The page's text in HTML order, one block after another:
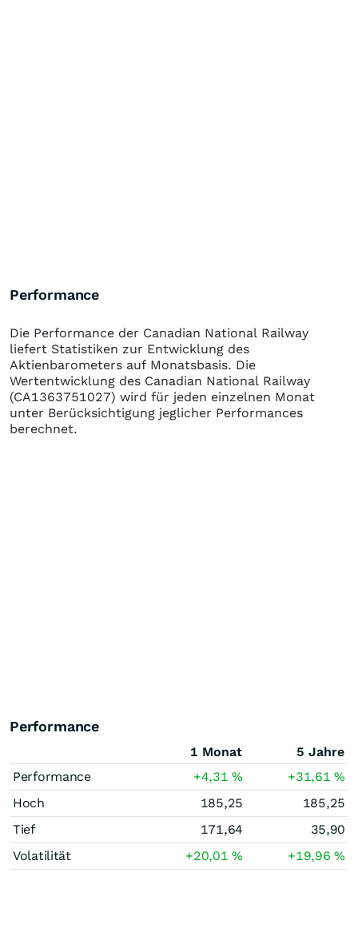
Performance
Die Performance der Canadian National Railway
liefert Statistiken zur Entwicklung des
Aktienbarometers auf Monatsbasis. Die
Wertentwicklung des Canadian National Railway
(CA1363751027) wird für jeden einzelnen Monat
unter Berücksichtigung jeglicher Performances
berechnet.
Performance
1 Monat
5 Jahre
Performance
+4,31% +31,61%
Hoch
185,25
185,25
Tief
171,64
35,90
Volatilität
+20,01% +19,96%